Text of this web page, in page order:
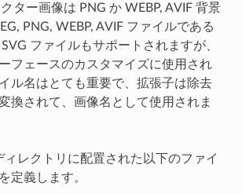
ター画像は PNG か WEBP, AVIF 背景
PNG, WEBP, AVIF ファイルである
ファイルもサポートされますが、
フェースのカスタマイズに使用され
ル名はとても重要で、拡張子は除去
換されて、画像名として使用されま
ィレクトリに配置された以下のファイ
定義します。